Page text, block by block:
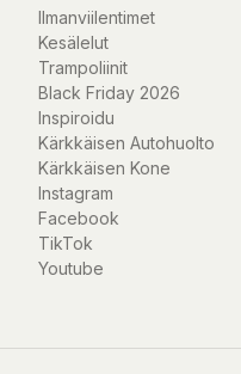
Ilmanviilentimet
Kesälelut
Trampoliinit
Black Friday 2026
Inspiroidu
Kärkkäisen Autohuolto
Kärkkäisen Kone
Instagram
Facebook
TikTok
Youtube